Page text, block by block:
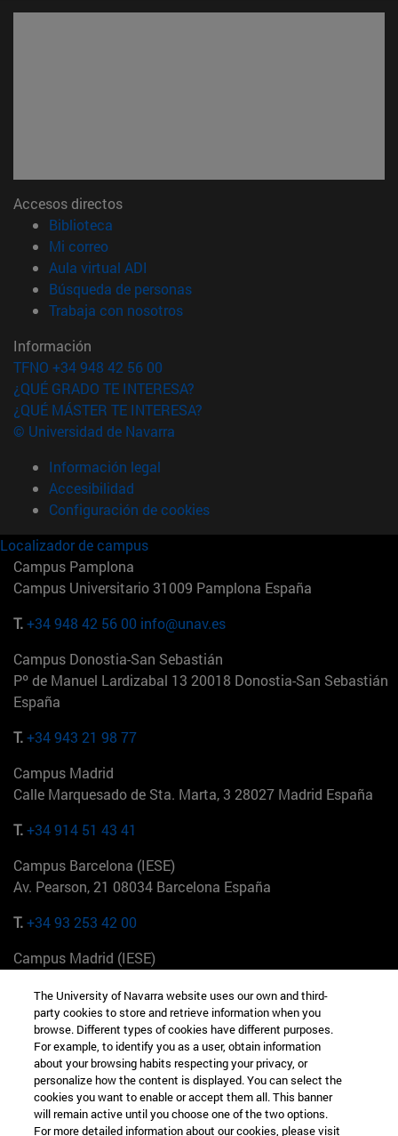
Accesos directos
Biblioteca
Mi correo(abre en nueva ventana)
Aula virtual ADI
Búsqueda de personas(abre en nueva ventana)
Trabaja con nosotros(abre en nueva ventana)
Información
TFNO +34 948 42 56 00
¿QUÉ GRADO TE INTERESA?
¿QUÉ MÁSTER TE INTERESA?
© Universidad de Navarra
Información legal
Accesibilidad
Configuración de cookies
Localizador de campus
Campus Pamplona
Campus Universitario 31009 Pamplona España
T.+34 948 42 56 00 info@unav.es
Campus Donostia-San Sebastián
Pº de Manuel Lardizabal 13 20018 Donostia-San Sebastián
España
T.+34 943 21 98 77
Campus Madrid
Calle Marquesado de Sta. Marta, 3 28027 Madrid España
T.+34 914 51 43 41
Campus Barcelona (IESE)
Av. Pearson, 21 08034 Barcelona España
T.+34 93 253 42 00
Campus Madrid (IESE)
+34 912 11 30 00
Campus Nueva York (IESE)
165 W 57th St 10019-2201 Nueva York EE.UU
+1 646 346 8850
The University of Navarra website uses our own and third-
party cookies to store and retrieve information when you
browse. Different types of cookies have different purposes.
For example, to identify you as a user, obtain information
about your browsing habits respecting your privacy, or
personalize how the content is displayed. You can select the
cookies you want to enable or accept them all. This banner
will remain active until you choose one of the two options.
For more detailed information about our cookies, please visit